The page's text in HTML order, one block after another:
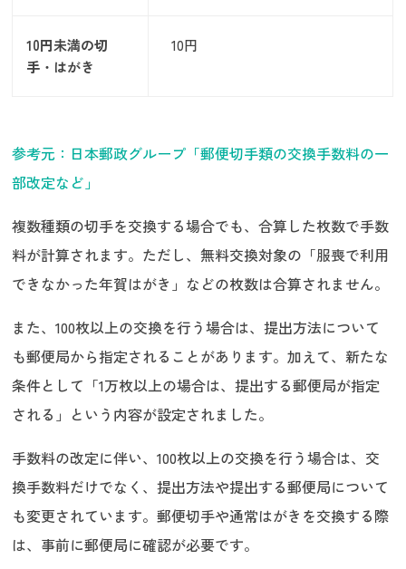
10円未満の切
手・はがき
10円
参考元：日本郵政グループ「郵便切手類の交換手数料の一
部改定など」
複数種類の切手を交換する場合でも、合算した枚数で手数
料が計算されます。ただし、無料交換対象の「服喪で利用
できなかった年賀はがき」などの枚数は合算されません。
また、100枚以上の交換を行う場合は、提出方法について
も郵便局から指定されることがあります。加えて、新たな
条件として「1万枚以上の場合は、提出する郵便局が指定
される」という内容が設定されました。
手数料の改定に伴い、100枚以上の交換を行う場合は、交
換手数料だけでなく、提出方法や提出する郵便局について
も変更されています。郵便切手や通常はがきを交換する際
は、事前に郵便局に確認が必要です。